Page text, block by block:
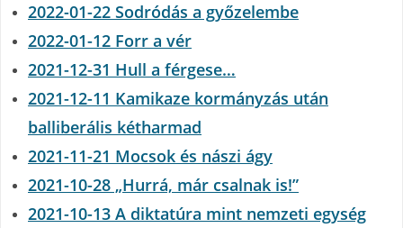
2022-01-22 Sodródás a győzelembe
2022-01-12 Forr a vér
2021-12-31 Hull a férgese…
2021-12-11 Kamikaze kormányzás után
balliberális kétharmad
2021-11-21 Mocsok és nászi ágy
2021-10-28 „Hurrá, már csalnak is!”
2021-10-13 A diktatúra mint nemzeti egység